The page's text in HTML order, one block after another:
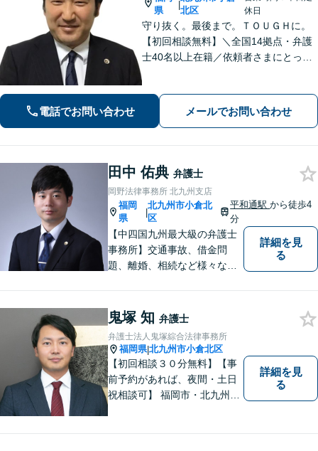
県
|
北区
休日
守り抜く。最後まで。ＴＯＵＧＨに。
【初回相談無料】＼全国14拠点・弁護
士40名以上在籍／依頼者さまにとって
題/相続/交通事故/刑事事件など、ご相
談ください【夜間・休日対応】
電話でお問い合わせ メールでお問い合わせ
田中 佑典 弁護士
岡野法律事務所 北九州支店
福岡
県
|
北九州市小倉北
区
平和通駅から徒歩4
分
【中四国九州最大級の弁護士
事務所】交通事故、借金問
題、離婚、相続など様々な問
まずはお気軽にご相談くださ
い！
詳細を見
る
鬼塚 知 弁護士
弁護士法人鬼塚綜合法律事務所
福岡県|北九州市小倉北区
【初回相談３０分無料】【事
前予約があれば、夜間・土日
祝相談可】 福岡市・北九州市
詳細を見
る